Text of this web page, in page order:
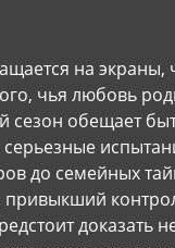
на экраны,
чья любовь
сезон обещает
до семейных
привыкший
доказать